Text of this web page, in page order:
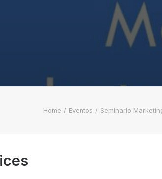
Home Eventos Seminario